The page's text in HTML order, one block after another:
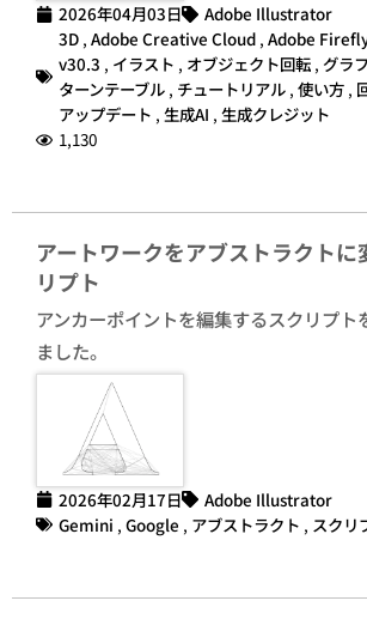
2026年04月03日
Adobe Illustrator
3D , Adobe Creative Cloud , Adobe
v30.3 , イラスト , オブジェクト回転 , グラ
ターンテーブル , チュートリアル , 使い方 ,
アップデート , 生成AI , 生成クレジット
1,130
アートワークをアブストラクトに
リプト
アンカーポイントを編集するスクリプ
ました。
2026年02月17日
Adobe Illustrator
Gemini , Google , アブストラクト , スクリ